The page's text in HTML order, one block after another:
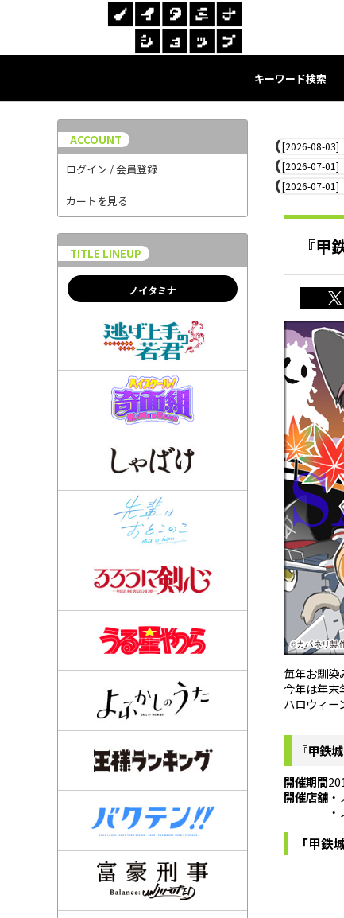
キーワード検索
ACCOUNT
ログイン / 会員登録
カートを見る
TITLE LINEUP
ノイタミナ
[2026-08-03]
[2026-07-01]
[2026-07-01]
『
毎年お馴染
今年は年末
ハロウィー
『甲鉄
開催期間
開催店舗 ・
「甲鉄